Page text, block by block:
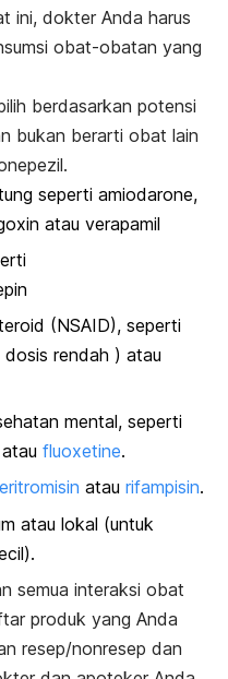
ini, dokter Anda harus
obat-obatan yang
berdasarkan potensi
bukan berarti obat lain
seperti amiodarone,
atau verapamil
(NSAID), seperti
dosis rendah ) atau
mental, seperti
fluoxetine.
eritromisin atau rifampisin.
atau lokal (untuk
semua interaksi obat
produk yang Anda
resep/nonresep dan